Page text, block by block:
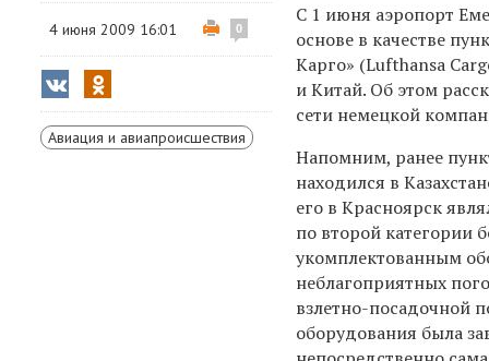
4 июня 2009 16:01 0
Авиация и авиапроисшествия
С 1 июня аэропорт
основе в качестве
Карго» (Lufthansa
и Китай. Об этом
сети немецкой
Напомним, ранее
находился в
его в Красноярск
по второй категории
укомплектованным
неблагоприятных
взлетно-посадочной
оборудования была